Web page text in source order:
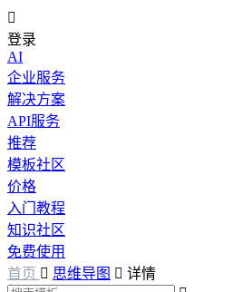

登录
AI
企业服务
解决方案
API服务
推荐
模板社区
价格
入门教程
知识社区
免费使用
首页  思维导图  详情